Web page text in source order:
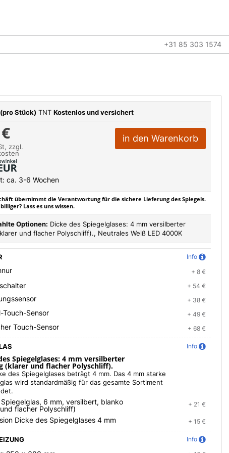
+31 85 303 1574
Stück) TNT Kostenlos und versichert
€
zzgl.
in den Warenkorb
ca. 3-6 Wochen
übernimmt die Verantwortung für die sichere Lieferung des Spiegels.
Lass es uns wissen.
Optionen: Dicke des Spiegelglases: 4 mm versilberter
und flacher Polyschliff)., Neutrales Weiß LED 4000K
Info
+ 8 €
+ 54 €
+ 38 €
Touch-Sensor + 49 €
Touch-Sensor + 68 €
Info
Spiegelglases: 4 mm versilberter
(klarer und flacher Polyschliff).
des Spiegelglases beträgt 4 mm. Das 4 mm starke
wird standardmäßig für das gesamte Sortiment
6 mm, versilbert, blanko
flacher Polyschliff)
+ 21 €
Dicke des Spiegelglases 4 mm + 15 €
Info